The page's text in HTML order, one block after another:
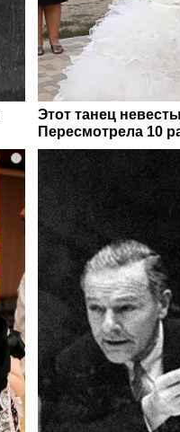
Этот танец
Пересмотрела 10
i